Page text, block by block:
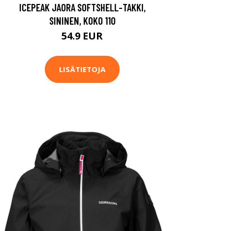
ICEPEAK JAORA SOFTSHELL-TAKKI,
SININEN, KOKO 110
54.9 EUR
LISÄTIETOJA